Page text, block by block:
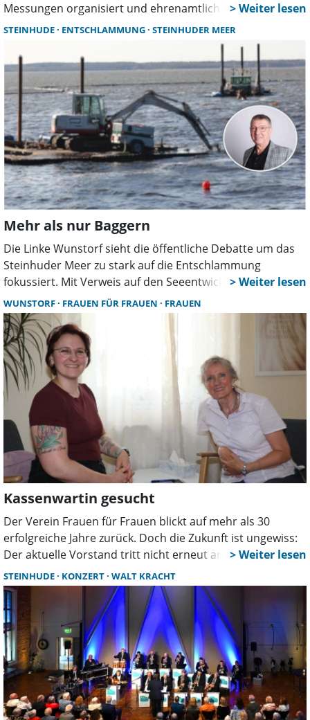
Messungen organisiert und ehrenamtlich durchgeführt.
Nun wurden die Ergebnisse vorgestellt.
STEINHUDE ENTSCHLAMMUNG STEINHUDER MEER
Mehr als nur Baggern
Die Linke Wunstorf sieht die öffentliche Debatte um das
Steinhuder Meer zu stark auf die Entschlammung
fokussiert. Mit Verweis auf den Seeentwicklungsplan
fordert die Partei, die Ursachen der Verschlammung
stärker zu bekämpfen und kommunale
Handlungsmöglichkeiten konsequent zu nutzen.
WUNSTORF FRAUEN FÜR FRAUEN FRAUEN
Kassenwartin gesucht
Der Verein Frauen für Frauen blickt auf mehr als 30
erfolgreiche Jahre zurück. Doch die Zukunft ist ungewiss:
Der aktuelle Vorstand tritt nicht erneut an. Für fast alle
Posten gibt es bereits Interessentinnen. Jetzt wird
dringend eine Kassenwartin gesucht, damit die
Vereinsarbeit weitergehen kann.
STEINHUDE KONZERT WALT KRACHT